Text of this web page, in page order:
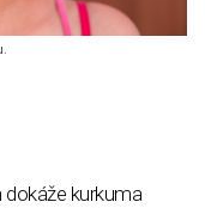
kurkuma